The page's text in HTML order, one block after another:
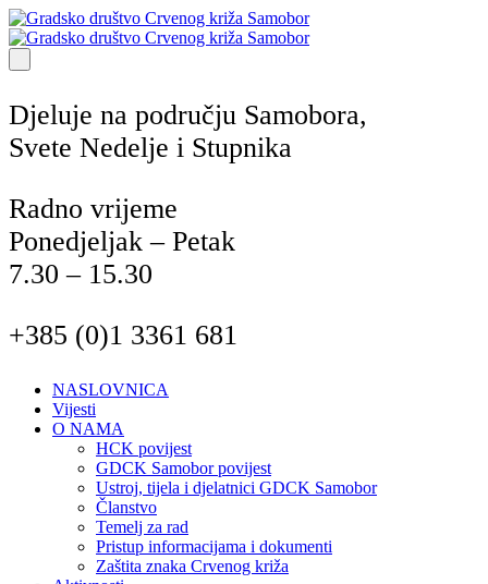
Djeluje na području Samobora,
Svete Nedelje i Stupnika
Radno vrijeme
Ponedjeljak – Petak
7.30 – 15.30
+385 (0)1 3361 681
NASLOVNICA
Vijesti
O NAMA
HCK povijest
GDCK Samobor povijest
Ustroj, tijela i djelatnici GDCK Samobor
Članstvo
Temelj za rad
Pristup informacijama i dokumenti
Zaštita znaka Crvenog križa